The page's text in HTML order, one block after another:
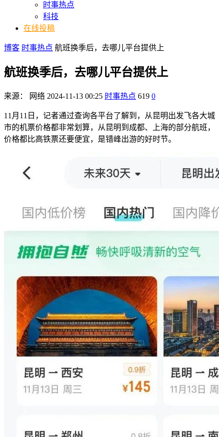
时事热点
科技
在线投稿
博客 时事热点 航班换季后，去哪儿平台提供上
航班换季后，去哪儿平台提供上
来源： 网络 2024-11-13 00:25 时事热点 619 0
11月11日，记者通过查询各平台了解到，从昆明出发飞各大城
市的机票价格都非常划算，从昆明到成都、上海的部分航班，
价格都比高铁票还要便宜，是错峰出游的好时节。